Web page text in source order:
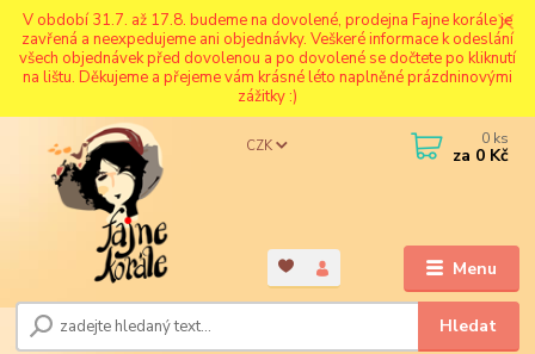
V období 31.7. až 17.8. budeme na dovolené, prodejna Fajne korále je
zavřená a neexpedujeme ani objednávky. Veškeré informace k odeslání
všech objednávek před dovolenou a po dovolené se dočtete po kliknutí
na lištu. Děkujeme a přejeme vám krásné léto naplněné prázdninovými
zážitky :)
Menu
CZK
Hledat
0 ks
za 0 Kč